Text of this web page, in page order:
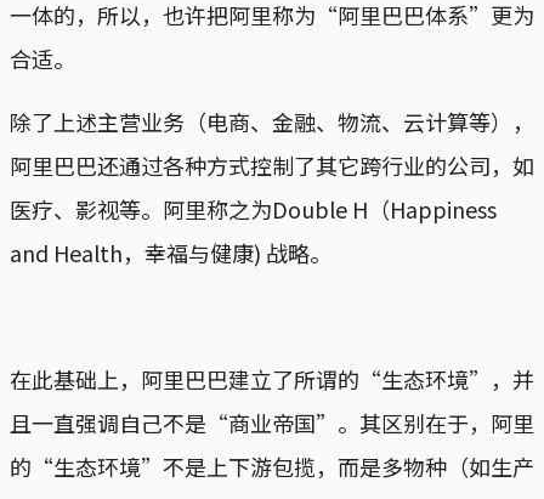
一体的，所以，也许把阿里称为“阿里巴巴体系”更为
合适。
除了上述主营业务（电商、金融、物流、云计算等），
阿里巴巴还通过各种方式控制了其它跨行业的公司，如
医疗、影视等。阿里称之为Double H（Happiness
and Health，幸福与健康) 战略。
在此基础上，阿里巴巴建立了所谓的“生态环境”，并
且一直强调自己不是“商业帝国”。其区别在于，阿里
的“生态环境”不是上下游包揽，而是多物种（如生产